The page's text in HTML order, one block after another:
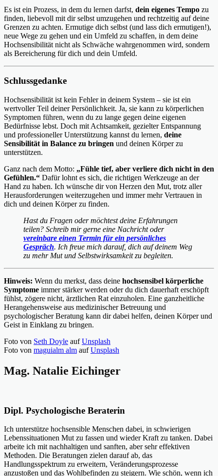
Es ist ein Prozess, in dem du lernen darfst, dein eigenes Tempo zu
finden, liebevoll mit dir selbst umzugehen und rechtzeitig auf deine
Grenzen zu achten. Ermutige dich selbst (und lass dich ermutigen!),
neue Wege zu gehen und ein Umfeld zu schaffen, in dem deine
Hochsensibilität nicht als Schwäche wahrgenommen wird, sondern
als Bereicherung für dich und dein Umfeld.
Schlussgedanke
Hochsensibilität ist kein Fehler in deinem System – sie ist ein
wertvoller Teil deiner Persönlichkeit. Ja, sie kann zu körperlichen
Symptomen führen, wenn du zu lange gegen deine eigenen
Bedürfnisse lebst. Doch mit Achtsamkeit, gezielter Entspannung
und professioneller Unterstützung kannst du lernen, deine
Sensibilität in Balance zu bringen und deinen Körper zu
unterstützen.
Ganz nach dem Motto: „Fühle tief, aber verliere dich nicht in den
Gefühlen.“ Dafür lohnt es sich, die richtigen Werkzeuge an der
Hand zu haben. Ich wünsche dir von Herzen den Mut, trotz aller
Herausforderungen weiterzugehen und immer mehr Vertrauen in
dich und deinen Körper zu finden.
Hast du Fragen oder möchtest deine Erfahrungen
teilen? Schreib mir gerne eine Nachricht oder
vereinbare einen Termin für ein persönliches
Gespräch. Ich freue mich darauf, dich auf deinem Weg
zu mehr Mut und Selbstwirksamkeit zu begleiten.
Hinweis: Wenn du merkst, dass deine hochsensibel körperliche
Symptome immer stärker werden oder du dich dauerhaft erschöpft
fühlst, zögere nicht, ärztlichen Rat einzuholen. Eine ganzheitliche
Herangehensweise aus medizinischer Betreuung und
psychologischer Beratung kann dir dabei helfen, deinen Körper und
Geist in Einklang zu bringen.
Foto von Seth Doyle aufUnsplash
Foto von maguialm alm aufUnsplash
Mag. Natalie Eichinger
Dipl. Psychologische Beraterin
Ich unterstütze hochsensible Menschen dabei, in schwierigen
Lebenssituationen Mut zu fassen und wieder Kraft zu tanken. Dabei
arbeite ich mit nachhaltigen und sanften, aber sehr effektiven
Methoden. Die Beratungen zielen darauf ab, das
Handlungsspektrum zu erweitern, Veränderungsprozesse
anzustoßen und das Wohlbefinden zu steigern. Wie schön, wenn ich